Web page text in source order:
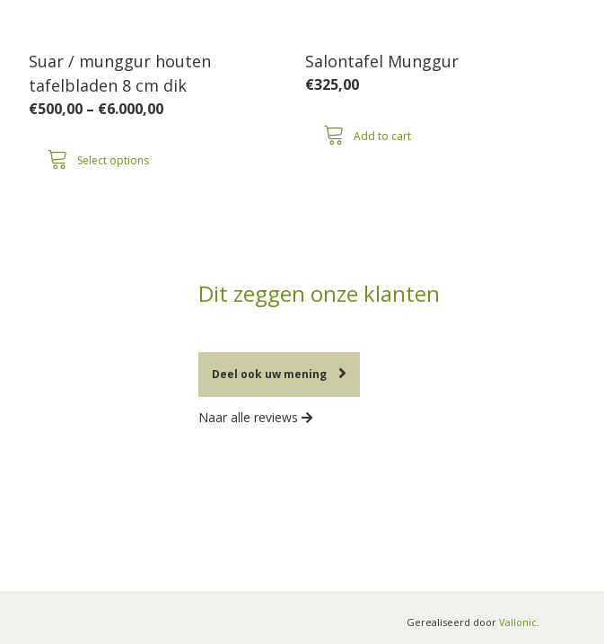
Suar / munggur houten
tafelbladen 8 cm dik
€500,00 – €6.000,00Price
Select options
Salontafel Munggur
€325,00
Add to cart
Dit zeggen onze klanten
Deel ook uw mening
Naar alle reviews
Gerealiseerd door Vallonic